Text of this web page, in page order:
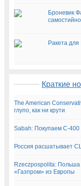
Броневик
Ракета
Краткие
The American
глупо, как ни крути
Sabah: Покупаем С-
Россия расшатывает
Rzeczpospolita: Польша
«Газпром» из Европы